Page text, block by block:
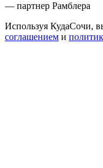
— партнер Рамблера
Используя КудаСочи,
соглашением и